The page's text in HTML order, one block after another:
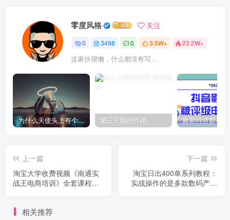
零度风格 关注
0 3498 0 3.5W+ 23.2W+
这家伙很懒，什么都没有写...
为什么天使头上有个圈？ 第三只眼的作用
上一篇
淘宝大学收费视频《南通实
战王电商培训》全套课程
下一篇
淘宝日出400单系列教程：
实战操作的是多款数码产品
相关推荐